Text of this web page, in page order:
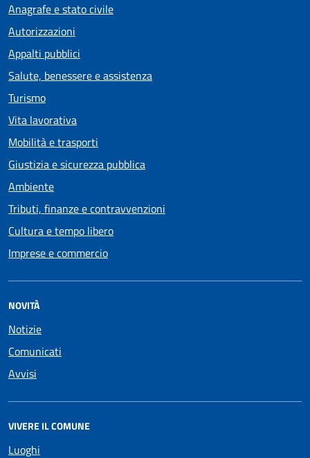
Anagrafe e stato civile
Autorizzazioni
Appalti pubblici
Salute, benessere e assistenza
Turismo
Vita lavorativa
Mobilità e trasporti
Giustizia e sicurezza pubblica
Ambiente
Tributi, finanze e contravvenzioni
Cultura e tempo libero
Imprese e commercio
NOVITÀ
Notizie
Comunicati
Avvisi
VIVERE IL COMUNE
Luoghi